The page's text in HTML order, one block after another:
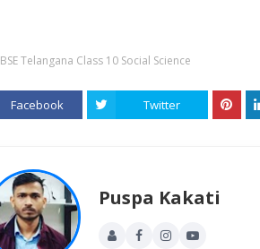
BSE Telangana Class 10 Social Science
Facebook Twitter
Puspa Kakati